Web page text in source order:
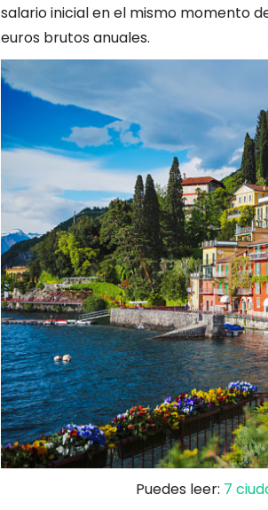
salario inicial en el mismo momento
euros brutos anuales.
Puedes leer: 7